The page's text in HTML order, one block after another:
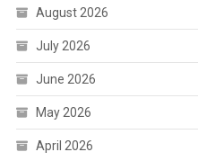
August 2026
July 2026
June 2026
May 2026
April 2026